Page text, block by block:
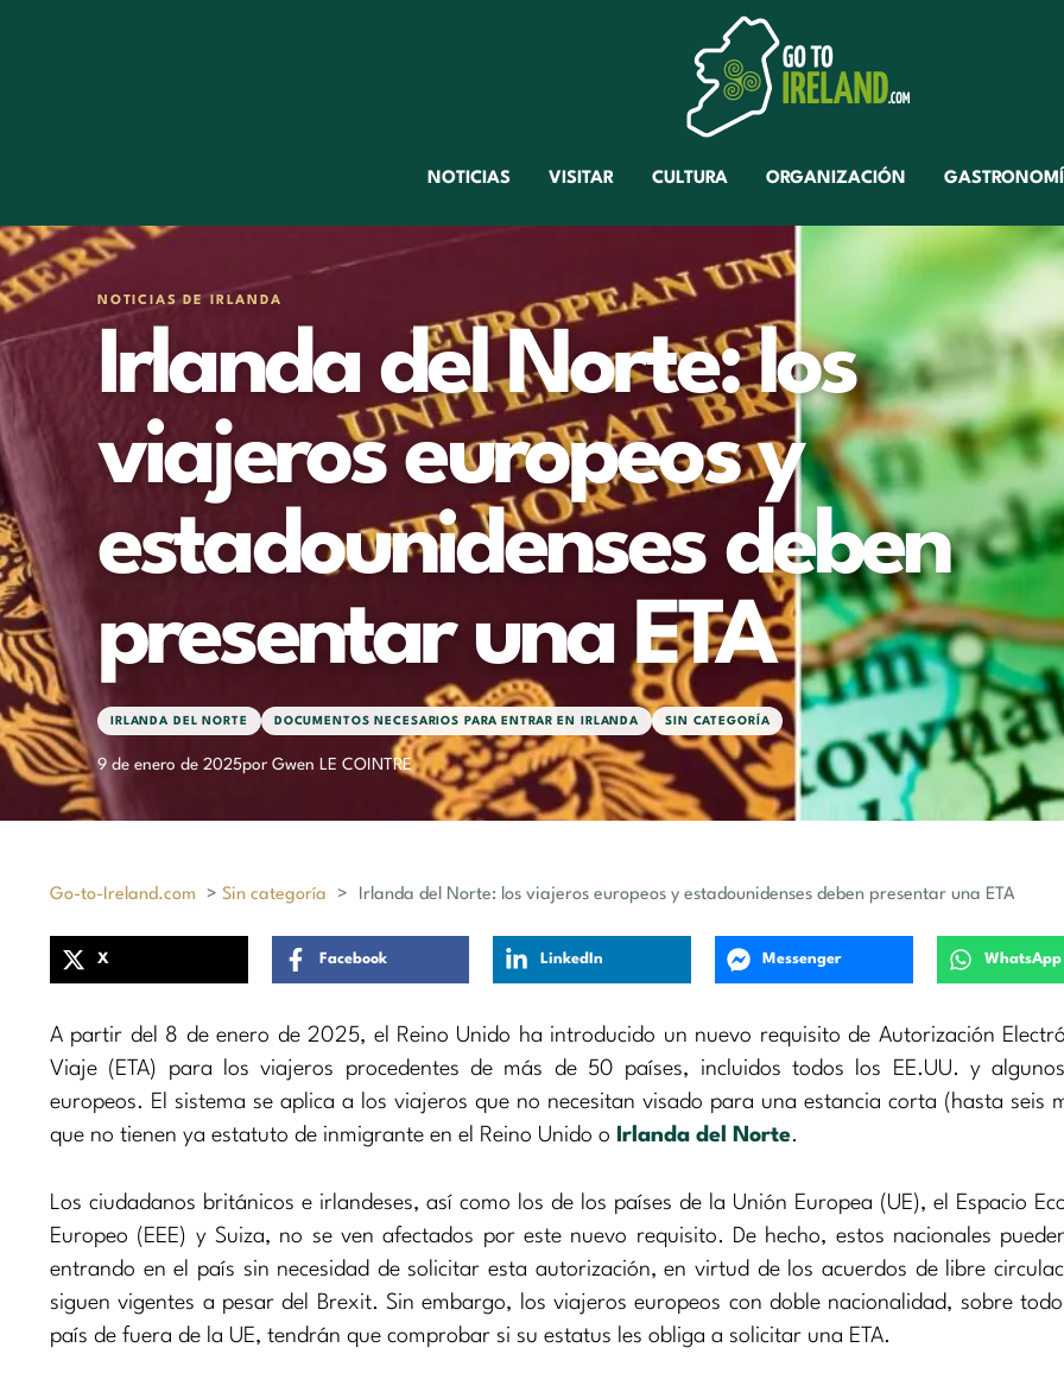
NOTICIAS VISITAR CULTURA ORGANIZACIÓN
NOTICIAS DE IRLANDA
Irlanda del Norte: los
viajeros europeos y
estadounidenses deben
presentar una ETA
IRLANDA DEL NORTE DOCUMENTOS NECESARIOS PARA ENTRAR EN IRLANDA SIN CATEGORÍA
9 de enero de 2025por Gwen LE COINTRE
Go-to-Ireland.com > Sin categoría > Irlanda del Norte: los viajeros europeos y estadounidenses deben presentar una ETA
X Facebook LinkedIn Messenger WhatsApp
A partir del 8 de enero de 2025, el Reino Unido ha introducido un nuevo requisito de Autorización
Viaje (ETA) para los viajeros procedentes de más de 50 países, incluidos todos los EE.UU. y
europeos. El sistema se aplica a los viajeros que no necesitan visado para una estancia corta (hasta seis
que no tienen ya estatuto de inmigrante en el Reino Unido o
Irlanda del Norte.
Los ciudadanos británicos e irlandeses, así como los de los países de la Unión Europea (UE), el Espacio
Europeo (EEE) y Suiza, no se ven afectados por este nuevo requisito. De hecho, estos nacionales
entrando en el país sin necesidad de solicitar esta autorización, en virtud de los acuerdos de libre
siguen vigentes a pesar del Brexit. Sin embargo, los viajeros europeos con doble nacionalidad, sobre
país de fuera de la UE, tendrán que comprobar si su estatus les obliga a solicitar una ETA.